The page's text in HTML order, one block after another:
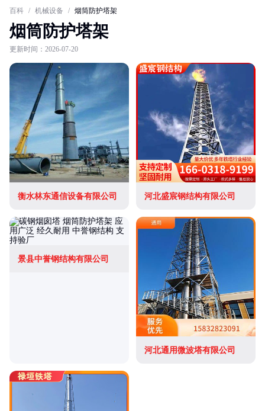
百科 / 机械设备 / 烟筒防护塔架
烟筒防护塔架
更新时间：2026-07-20
衡水林东通信设备有限公司 河北盛宸钢结构有限公司
景县中誉钢结构有限公司
河北通用微波塔有限公司